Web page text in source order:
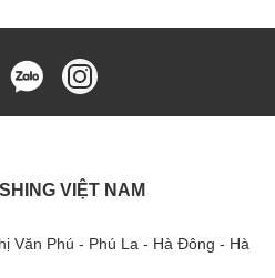
VIỆT NAM
Văn Phú - Phú La - Hà Đông - Hà